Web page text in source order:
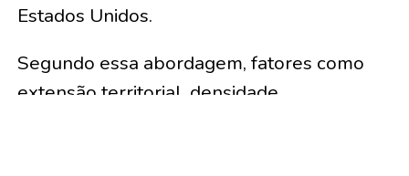
Estados Unidos.
Segundo essa abordagem, fatores como
extensão territorial, densidade